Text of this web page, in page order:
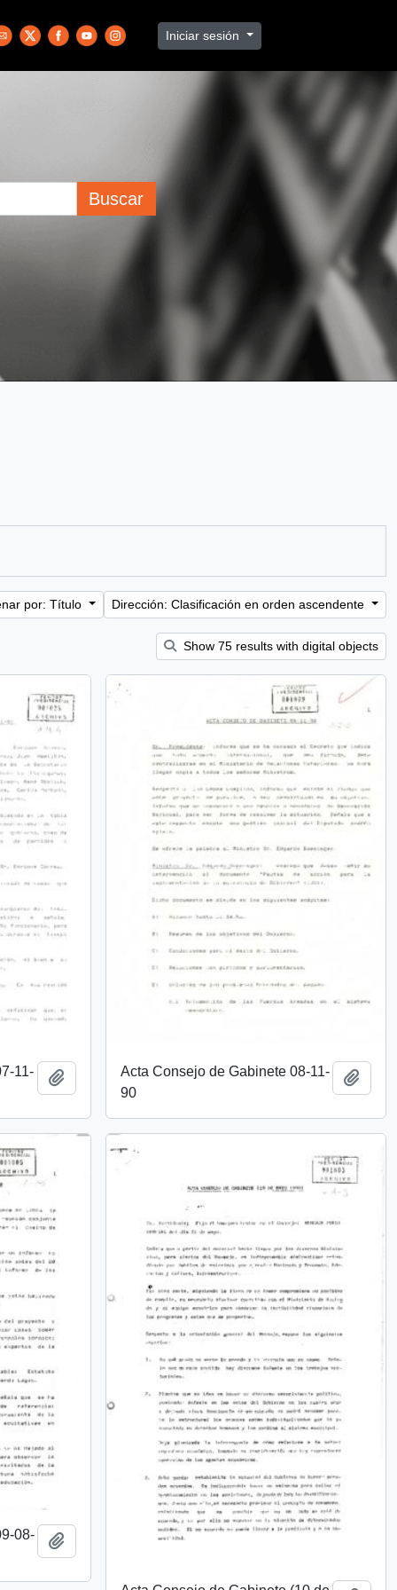
Iniciar sesión
Buscar
por: Título Dirección: Clasificación en orden ascendente
Show 75 results with digital objects
11-
Añadir al portapapeles
Acta Consejo de Gabinete 08-11-
90
08-
Añadir al portapapeles